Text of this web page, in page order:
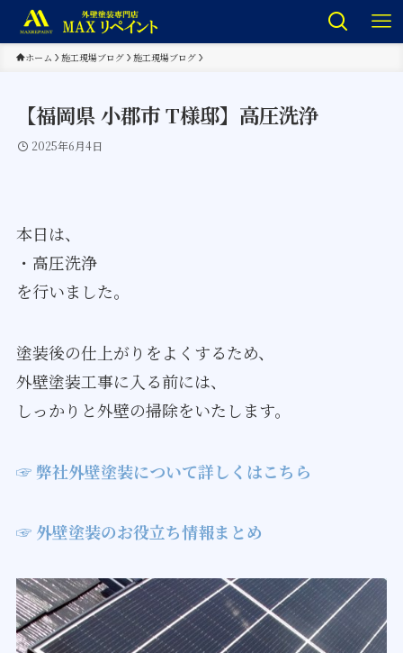
ホーム 施工現場ブログ 施工現場ブログ
【福岡県 小郡市 T様邸】高圧洗浄
2025年6月4日
本日は、
・高圧洗浄
を行いました。
塗装後の仕上がりをよくするため、
外壁塗装工事に入る前には、
しっかりと外壁の掃除をいたします。
☞ 弊社外壁塗装について詳しくはこちら
☞ 外壁塗装のお役立ち情報まとめ